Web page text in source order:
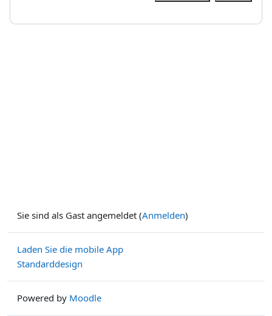
Sie sind als Gast angemeldet (Anmelden)
Laden Sie die mobile App
Standarddesign
Powered by Moodle